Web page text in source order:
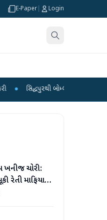
E-Paper Login
બોમ્બ બનાવવાની સામગ્રી સાથે જૈશના
ખનીજ ચોરી:
રેતી માફિયાઓ
સવાલો